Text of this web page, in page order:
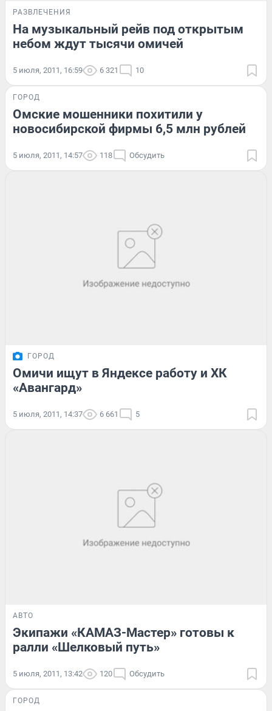
РАЗВЛЕЧЕНИЯ
На музыкальный рейв под открытым
небом ждут тысячи омичей
5 июля, 2011, 16:59 6 321 10
ГОРОД
Омские мошенники похитили у
новосибирской фирмы 6,5 млн рублей
5 июля, 2011, 14:57 118 Обсудить
ГОРОД
Омичи ищут в Яндексе работу и ХК
«Авангард»
5 июля, 2011, 14:37 6 661 5
АВТО
Экипажи «КАМАЗ-Мастер» готовы к
ралли «Шелковый путь»
5 июля, 2011, 13:42 120 Обсудить
ГОРОД